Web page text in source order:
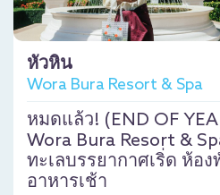
หัวหิน
Wora Bura Resort & Spa
หมดแล้ว! (END OF
Wora Bura Resort &
ทะเลบรรยากาศเริ่ด ห้อ
อาหารเช้า